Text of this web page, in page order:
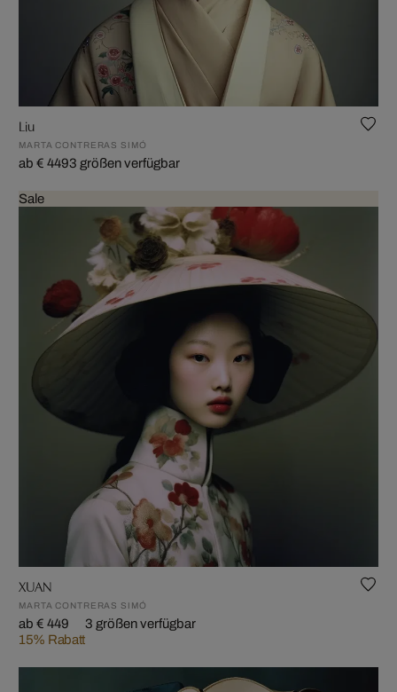
Liu
MARTA CONTRERAS SIMÓ
ab € 4493 größen verfügbar
Sale
XUAN
MARTA CONTRERAS SIMÓ
ab € 449
15% Rabatt
3 größen verfügbar